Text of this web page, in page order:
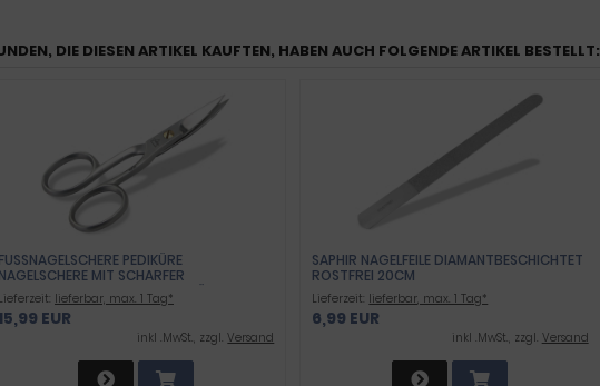
DIE DIESEN ARTIKEL KAUFTEN, HABEN AUCH FOLGENDE ARTIKEL BESTELLT:
FUSSNAGELSCHERE PEDIKÜRE N
AGELSCHERE MIT SCHARFER M
IKROVERZAHNTER SCHNITTFLÄCHE - S
CHERE AUS HOCHWERTIGEM ROSTFREIEM E
DELSTAHL FÜR EXTRA DICKE STARKE F
INGERNÄGEL UND FUSSNÄGEL 10CM - SE
Lieferzeit: lieferbar, max. 1 Tag*
EUR
inkl .MwSt., zzgl.Versand
SAPHIR NAGELFEILE DIAMANTBESCHICHTET
ROSTFREI 20CM
Lieferzeit: lieferbar, max. 1 Tag*
6,99 EUR
inkl .MwSt., zzgl. Versand